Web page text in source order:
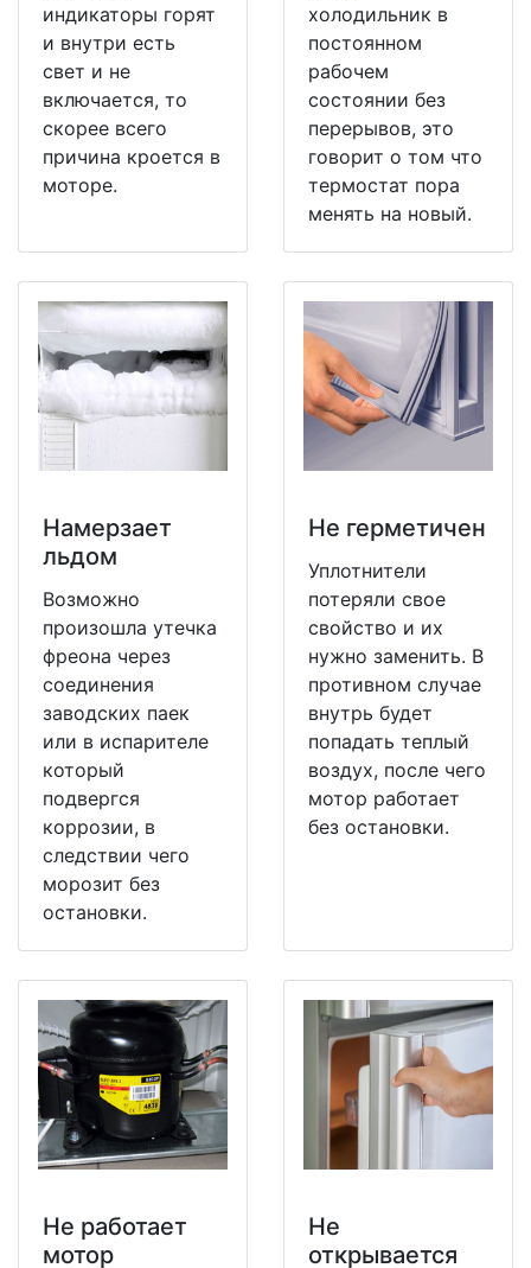
индикаторы горят
и внутри есть
свет и не
включается, то
скорее всего
причина кроется в
моторе.
холодильник в
постоянном
рабочем
состоянии без
перерывов, это
говорит о том что
термостат пора
менять на новый.
Намерзает
льдом
Возможно
произошла утечка
фреона через
соединения
заводских паек
или в испарителе
который
подвергся
коррозии, в
следствии чего
морозит без
остановки.
Не герметичен
Уплотнители
потеряли свое
свойство и их
нужно заменить. В
противном случае
внутрь будет
попадать теплый
воздух, после чего
мотор работает
без остановки.
Не работает
мотор
Не
открывается